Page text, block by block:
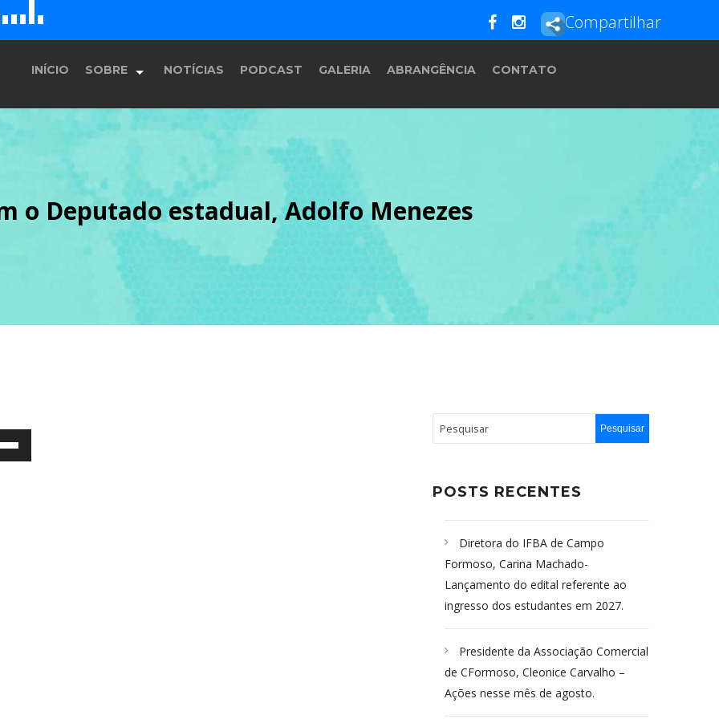
E F G Compartilhar
INÍCIO SOBRE
História
Equipe
Programação
NOTÍCIAS PODCAST GALERIA ABRANGÊNCIA CONTATO
o Deputado estadual, Adolfo Menezes
POSTS RECENTES
Diretora do IFBA de Campo
Formoso, Carina Machado-
Lançamento do edital referente ao
ingresso dos estudantes em 2027.
Presidente da Associação Comercial
de CFormoso, Cleonice Carvalho –
Ações nesse mês de agosto.